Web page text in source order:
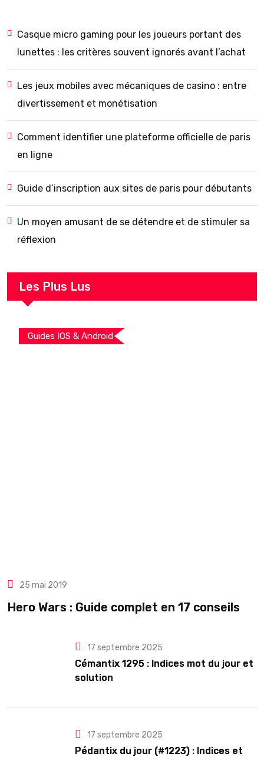
Casque micro gaming pour les joueurs portant des
lunettes : les critères souvent ignorés avant l’achat
Les jeux mobiles avec mécaniques de casino : entre
divertissement et monétisation
Comment identifier une plateforme officielle de paris
en ligne
Guide d’inscription aux sites de paris pour débutants
Un moyen amusant de se détendre et de stimuler sa
réflexion
Les Plus Lus
Guides IOS & Android
25 mai 2019
Hero Wars : Guide complet en 17 conseils
17 septembre 2025
Cémantix 1295 : Indices mot du jour et
solution
17 septembre 2025
Pédantix du jour (#1223) : Indices et